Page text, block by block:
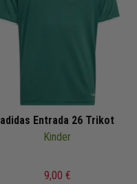
adidas Entrada 26 Trikot
Kinder
9,00 €